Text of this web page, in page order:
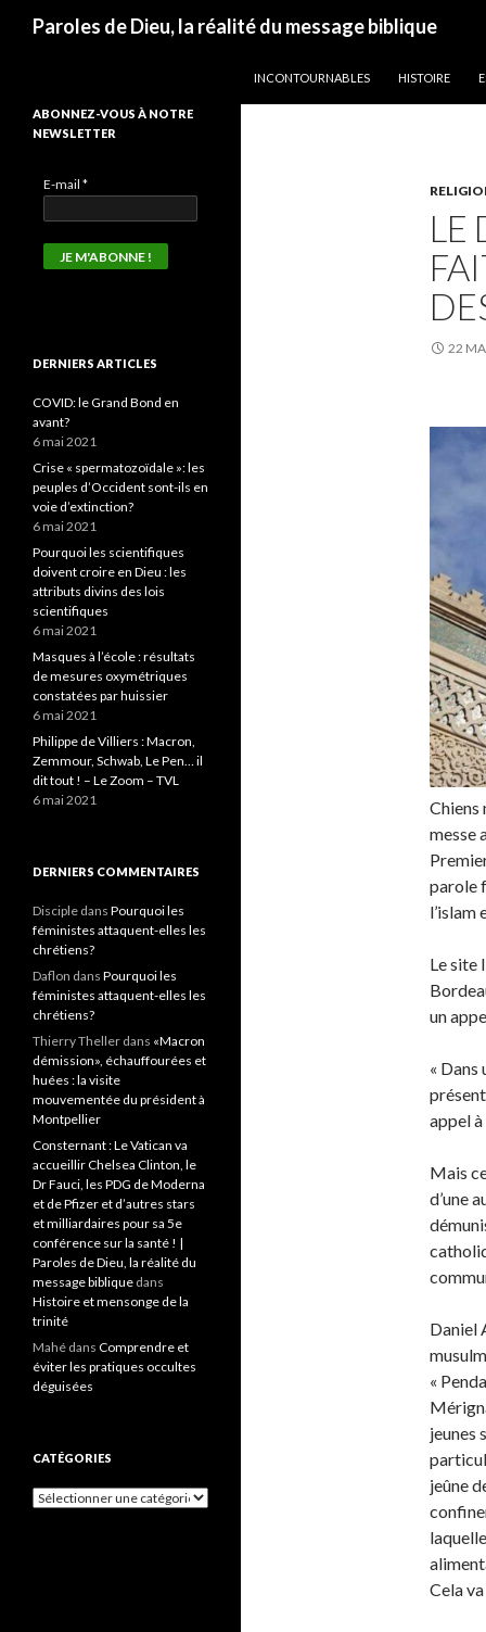
Paroles de Dieu, la réalité du message biblique
INCONTOURNABLES
HISTOIRE
LE
22
Chiens
messe
parole
l’islam
Le site
un
«
appel
Mais
d’une
Daniel
«
jeunes
jeûne
Cela
ABONNEZ-VOUS À NOTRE
NEWSLETTER
E-mail *
DERNIERS ARTICLES
COVID: le Grand Bond en
avant?
6 mai 2021
Crise « spermatozoïdale »: les
peuples d’Occident sont-ils en
voie d’extinction?
6 mai 2021
Pourquoi les scientifiques
doivent croire en Dieu : les
attributs divins des lois
scientifiques
6 mai 2021
Masques à l’école : résultats
de mesures oxymétriques
constatées par huissier
6 mai 2021
Philippe de Villiers : Macron,
Zemmour, Schwab, Le Pen… il
dit tout ! – Le Zoom – TVL
6 mai 2021
DERNIERS COMMENTAIRES
Disciple dans Pourquoi les
féministes attaquent-elles les
chrétiens?
Daflon dans Pourquoi les
féministes attaquent-elles les
chrétiens?
Thierry Theller dans «Macron
démission», échauffourées et
huées : la visite
mouvementée du président à
Montpellier
Consternant : Le Vatican va
accueillir Chelsea Clinton, le
Dr Fauci, les PDG de Moderna
et de Pfizer et d’autres stars
et milliardaires pour sa 5e
conférence sur la santé ! |
Paroles de Dieu, la réalité du
message biblique dans
Histoire et mensonge de la
trinité
Mahé dans Comprendre et
éviter les pratiques occultes
déguisées
CATÉGORIES
Catégories